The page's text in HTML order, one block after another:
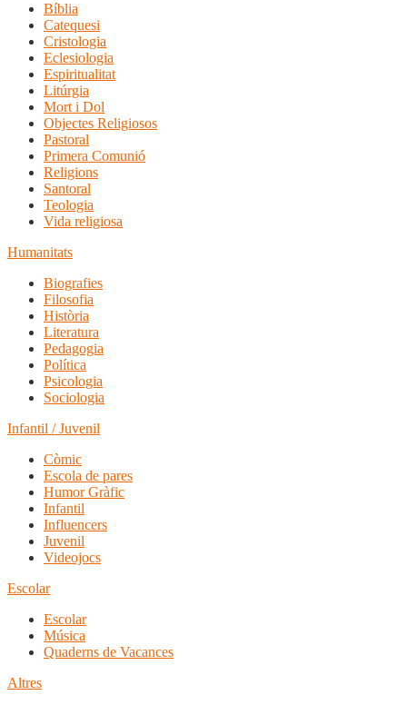
Bíblia
Catequesi
Cristologia
Eclesiologia
Espiritualitat
Litúrgia
Mort i Dol
Objectes Religiosos
Pastoral
Primera Comunió
Religions
Santoral
Teologia
Vida religiosa
Humanitats
Biografies
Filosofia
Història
Literatura
Pedagogia
Política
Psicologia
Sociologia
Infantil / Juvenil
Còmic
Escola de pares
Humor Gràfic
Infantil
Influencers
Juvenil
Videojocs
Escolar
Escolar
Música
Quaderns de Vacances
Altres